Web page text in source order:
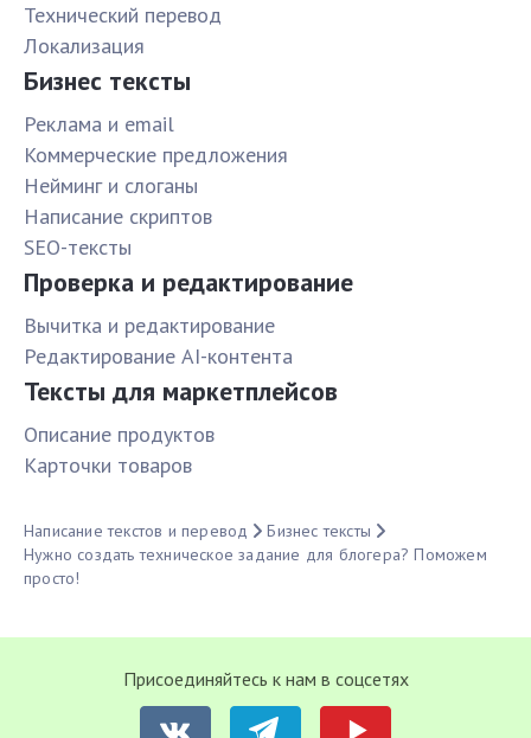
Технический перевод
Локализация
Бизнес тексты
Реклама и email
Коммерческие предложения
Нейминг и слоганы
Написание скриптов
SEO-тексты
Проверка и редактирование
Вычитка и редактирование
Редактирование AI-контента
Тексты для маркетплейсов
Описание продуктов
Карточки товаров
Написание текстов и перевод
Бизнес тексты
Нужно создать техническое задание для блогера? Поможем
просто!
Присоединяйтесь к нам в соцсетях